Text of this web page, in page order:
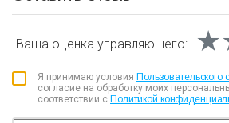
Ваша оценка управляющего:
Я принимаю условия Пользовательского
согласие на обработку моих
соответствии с Политикой